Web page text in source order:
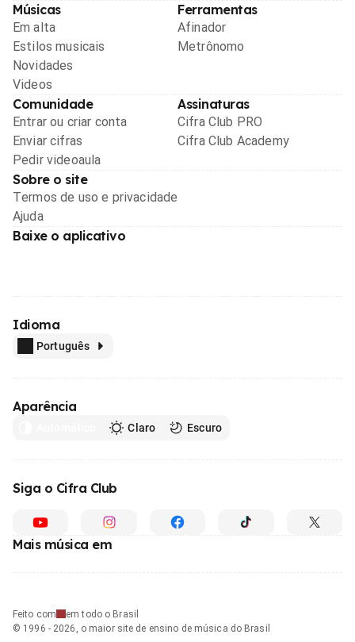
Músicas
Em alta
Estilos musicais
Novidades
Videos
Ferramentas
Afinador
Metrônomo
Comunidade
Entrar ou criar conta
Enviar cifras
Pedir videoaula
Assinaturas
Cifra Club PRO
Cifra Club Academy
Sobre o site
Termos de uso e privacidade
Ajuda
Baixe o aplicativo
Idioma
Português
Aparência
Claro Escuro
Siga o Cifra Club
Mais música em
Feito com
em todo o Brasil
© 1996 - 2026, o maior site de ensino de música do Brasil